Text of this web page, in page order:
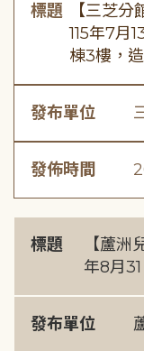
標題
【三芝
115年7月
棟3樓，
發布單位
發佈時間
標題
【蘆洲
年8月
發布單位